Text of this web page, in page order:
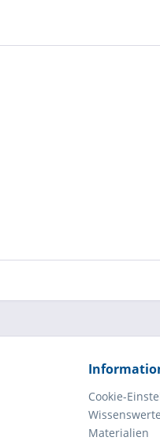
Cookie-
Materialien